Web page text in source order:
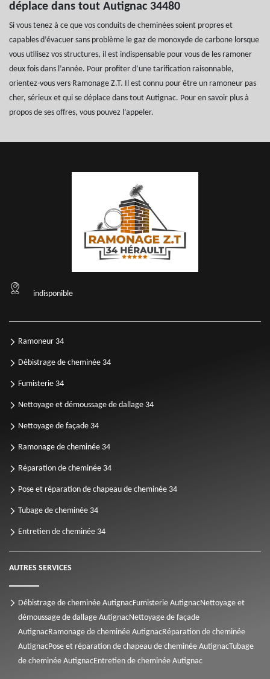
déplace dans tout Autignac 34480
Si vous tenez à ce que vos conduits de cheminées soient propres et
capables d’évacuer sans problème le gaz de monoxyde de carbone lorsque
vous utilisez vos structures, il est indispensable pour vous de les ramoner
deux fois dans l’année. Pour profiter d’une tarification raisonnable,
orientez-vous vers Ramonage Z.T. Il est connu pour être un ramoneur pas
cher, sérieux et qui se déplace dans tout Autignac. Pour en savoir plus à
propos de ses offres, vous pouvez l’appeler.
indisponible
Ramoneur 34
Débistrage de cheminée 34
Fumisterie 34
Nettoyage et démoussage de dallage 34
Nettoyage de façade 34
Ramonage de cheminée 34
Réparation de cheminée 34
Pose et réparation de chapeau de cheminée 34
Tubage de cheminée 34
Entretien de cheminée 34
AUTRES SERVICES
Débistrage de cheminée AutignacFumisterie AutignacNettoyage et
démoussage de dallage AutignacNettoyage de façade
AutignacRamonage de cheminée AutignacRéparation de cheminée
AutignacPose et réparation de chapeau de cheminée AutignacTubage
de cheminée AutignacEntretien de cheminée Autignac